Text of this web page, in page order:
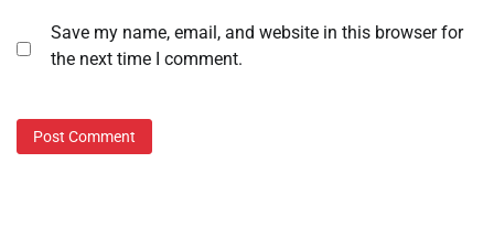
Save my name, email, and website in this browser for
the next time I comment.